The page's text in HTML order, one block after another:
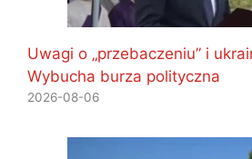
Uwagi o „przebaczeniu” i
Wybucha burza polityczna
2026-08-06